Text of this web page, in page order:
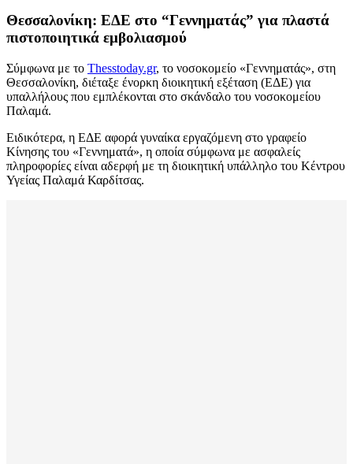
Θεσσαλονίκη: ΕΔΕ στο “Γεννηματάς” για πλαστά
πιστοποιητικά εμβολιασμού
Σύμφωνα με το Thesstoday.gr, το νοσοκομείο «Γεννηματάς», στη
Θεσσαλονίκη, διέταξε ένορκη διοικητική εξέταση (ΕΔΕ) για
υπαλλήλους που εμπλέκονται στο σκάνδαλο του νοσοκομείου
Παλαμά.
Ειδικότερα, η ΕΔΕ αφορά γυναίκα εργαζόμενη στο γραφείο
Κίνησης του «Γεννηματά», η οποία σύμφωνα με ασφαλείς
πληροφορίες είναι αδερφή με τη διοικητική υπάλληλο του Κέντρου
Υγείας Παλαμά Καρδίτσας.